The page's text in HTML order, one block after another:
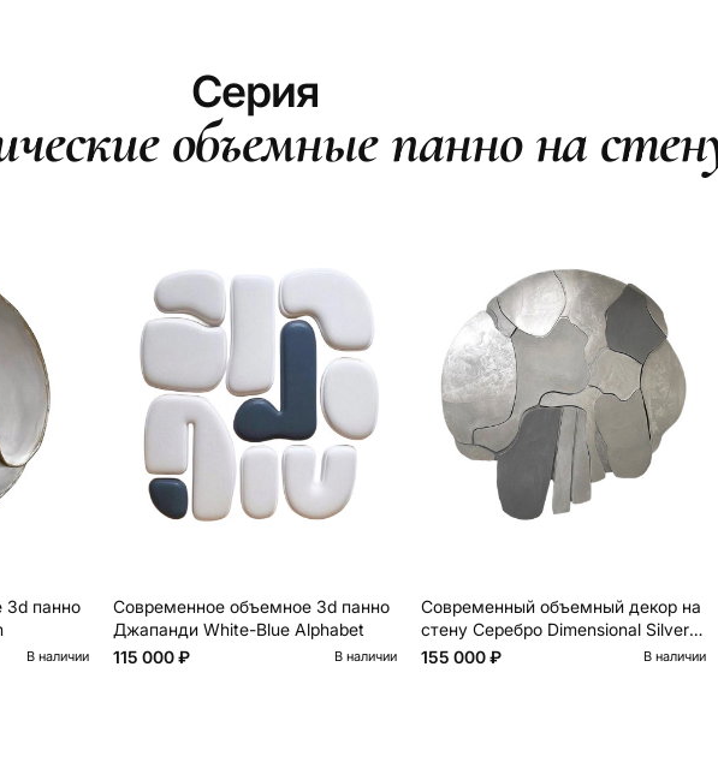
Серия
объемные панно на
3d панно
В наличии
Cовременное объемное 3d панно
Джапанди White-Blue Alphabet
115 000 ₽
В наличии
Cовременный объемный декор на
стену Серебро Dimensional Silver
Wall Decor
155 000 ₽ В наличии